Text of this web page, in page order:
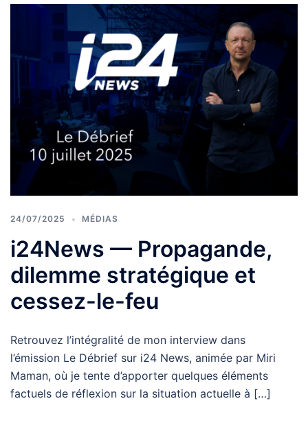
24/07/2025 MÉDIAS
i24News — Propagande,
dilemme stratégique et
cessez-le-feu
Retrouvez l’intégralité de mon interview dans
l’émission Le Débrief sur i24 News, animée par Miri
Maman, où je tente d’apporter quelques éléments
factuels de réflexion sur la situation actuelle à […]